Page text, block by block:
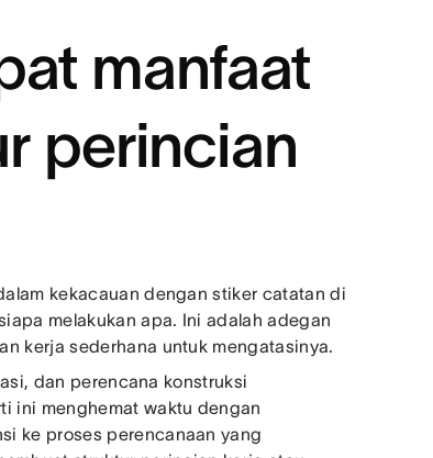
manfaat
perincian
kekacauan dengan stiker catatan di
melakukan apa. Ini adalah adegan
kerja sederhana untuk mengatasinya.
dan perencana konstruksi
ini menghemat waktu dengan
ke proses perencanaan yang